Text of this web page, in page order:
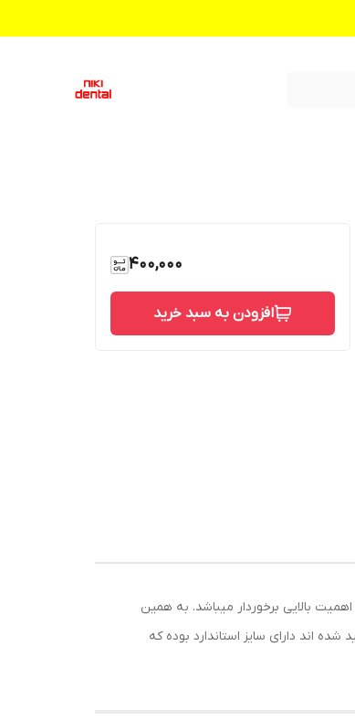
400,000
افزودن به سبد خرید
بالایی برخوردار میباشد. به همین
توصیه شده است. روکش یونیت که در 2 مدل الیافی و نایلونی تولید شده اند دارای سایز استاندارد بوده که